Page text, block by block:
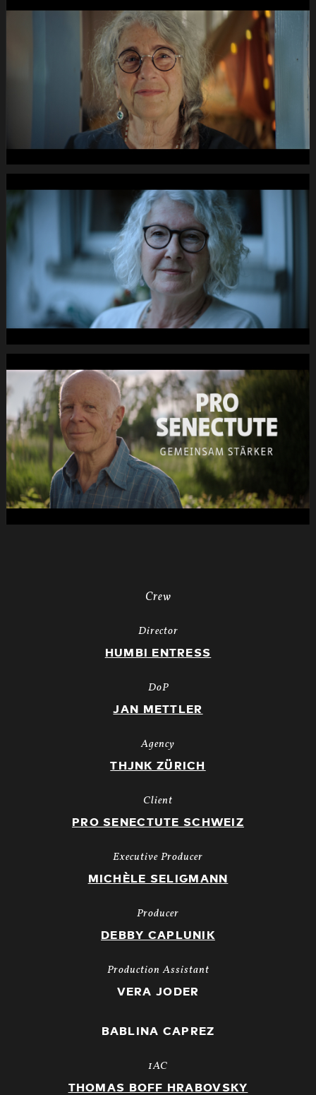
33
00
34
17.Still018
040s
PRO
Fruehlings-
Kampagne
1920x1080
pRHQ
00
36
03.Still019
PRO
SENECTUTE
Fruehlings-
Kampagne
DC
-2dB
1920x1080
pRHQ
Crew
Director
HUMBI ENTRESS
DoP
JAN METTLER
Agency
THJNK ZÜRICH
Client
PRO SENECTUTE SCHWEIZ
Executive Producer
MICHÈLE SELIGMANN
Producer
DEBBY CAPLUNIK
Production Assistant
VERA JODER
BABLINA CAPREZ
1AC
THOMAS BOFF HRABOVSKY